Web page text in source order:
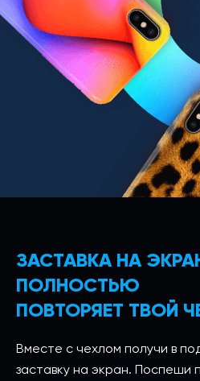
ЗАСТАВКА НА
ПОЛНОСТЬЮ
ПОВТОРЯЕТ ТВОЙ
Вместе с чехлом получи в
заставку на экран. Поспеши